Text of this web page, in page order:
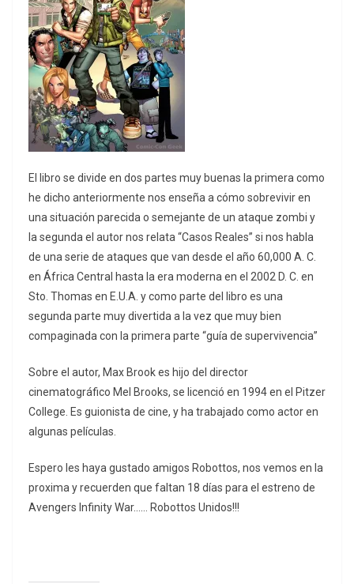
El libro se divide en dos partes muy buenas la primera como
he dicho anteriormente nos enseña a cómo sobrevivir en
una situación parecida o semejante de un ataque zombi y
la segunda el autor nos relata “Casos Reales” si nos habla
de una serie de ataques que van desde el año 60,000 A. C.
en África Central hasta la era moderna en el 2002 D. C. en
Sto. Thomas en E.U.A. y como parte del libro es una
segunda parte muy divertida a la vez que muy bien
compaginada con la primera parte “guía de supervivencia”
Sobre el autor, Max Brook es hijo del director
cinematográfico Mel Brooks, se licenció en 1994 en el Pitzer
College. Es guionista de cine, y ha trabajado como actor en
algunas películas.
Espero les haya gustado amigos Robottos, nos vemos en la
proxima y recuerden que faltan 18 días para el estreno de
Avengers Infinity War…… Robottos Unidos!!!